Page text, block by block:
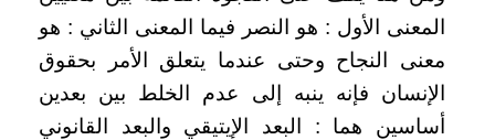
المعنى الأول : هو النصر فيما المعنى الثاني : هو
معنى النجاح وحتى عندما يتعلق الأمر بحقوق
الإنسان فإنه ينبه إلى عدم الخلط بين بعدين
أساسين هما : البعد الإيتيقي والبعد القانوني